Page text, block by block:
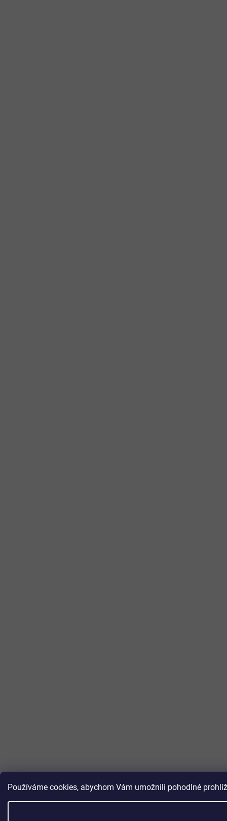
Používáme cookies, abychom Vám umožnili pohodlné